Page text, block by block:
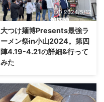
2024/5/12
大つけ麺博Presents最強ラ
ーメン祭in小山2024。第四
陣4.19-4.21の詳細&行って
みた